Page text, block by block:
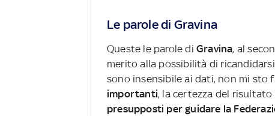
Le parole di Gravina
Queste le parole di Gravina, al
merito alla possibilità di
sono insensibile ai dati, non mi sto
importanti, la certezza del
presupposti per guidare la